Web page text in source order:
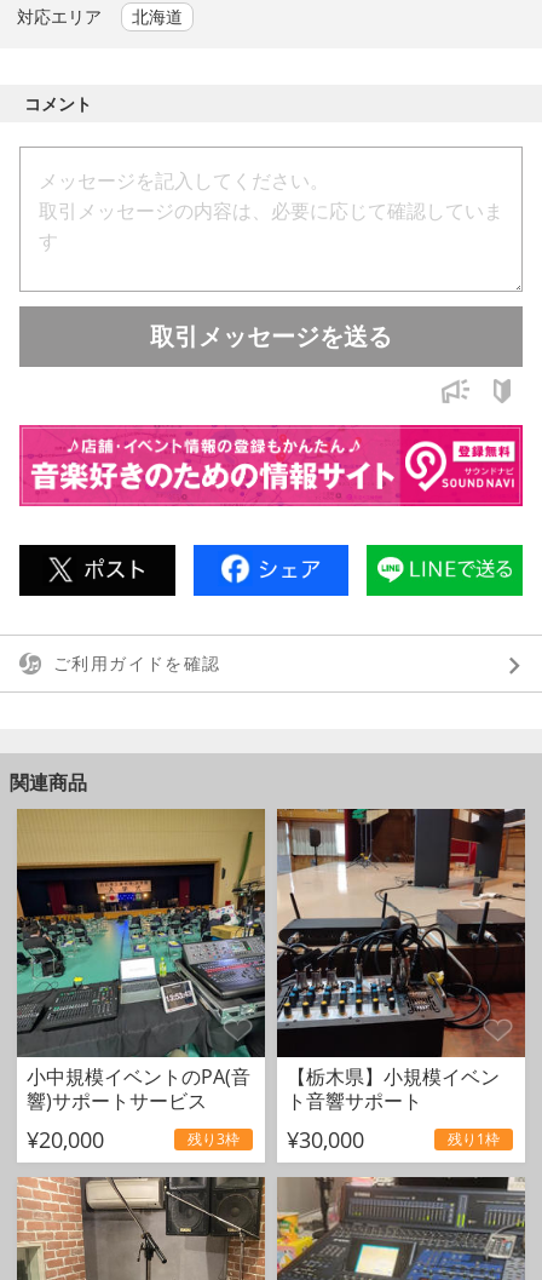
応可能。
＜過去の業務例＞
・落語会のPA・録音業務（時計台ホールほか）
・小樽市内の大学祭における軽音楽部のPA業務
・大通公園で開催された屋外イベントのPA及びインターネット
配信業務
＜主な使用機材＞
※イベント内容により適宜選定します
Mixer / YAMAHA 01V96 ver.2 , BEHRINGER X32 ＆ S16 など
Microphone / SM58 ,SM57 , C-38B , LINE6 XD-V70 など
最終更新 : 2025/10/31
対応エリア 北海道
コメント
取引メッセージを送る
ご利用ガイドを確認
関連商品
小中規模イベントのPA(音
響)サポートサービス
¥20,000 残り3枠
【栃木県】小規模イベン
ト音響サポート
¥30,000 残り1枠